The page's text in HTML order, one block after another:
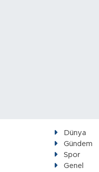
Dünya
Gündem
Spor
Genel